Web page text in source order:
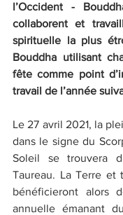
l’Occident -
collaborent et
spirituelle la plus
Bouddha utilisant
fête comme point
travail de l’année
Le 27 avril 2021, la
dans le signe du
Soleil se trouvera
Taureau. La Terre et
bénéficieront alors
annuelle émanant